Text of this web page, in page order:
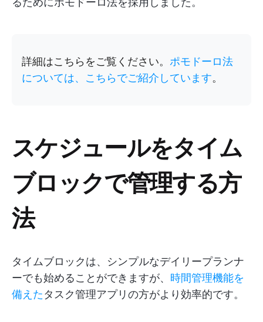
詳細はこちらをご覧ください。 ポモドーロ法
については、こちらでご紹介しています。
スケジュールをタイム
ブロックで管理する方
法
タイムブロックは、シンプルなデイリープランナ
ーでも始めることができますが、 時間管理機能を
備えたタスク管理アプリの方がより効率的です。